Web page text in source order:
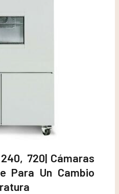
720| Cámaras
Para Un Cambio